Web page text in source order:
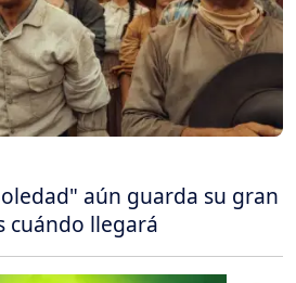
aún guarda su gran
cuándo llegará